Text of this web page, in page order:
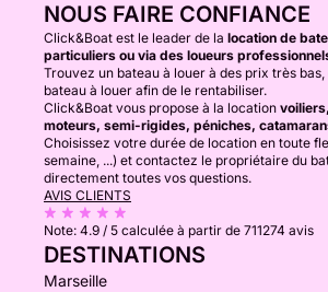
NOUS FAIRE CONFIANCE
Click&Boat est le leader de la location de
particuliers ou via des loueurs
Trouvez un bateau à louer à des prix très
bateau à louer afin de le rentabiliser.
Click&Boat vous propose à la location
moteurs, semi-rigides, péniches,
Choisissez votre durée de location en toute
semaine, ...) et contactez le propriétaire du
directement toutes vos questions.
AVIS CLIENTS
Note: 4.9 / 5 calculée à partir de 711274 avis
DESTINATIONS
Marseille